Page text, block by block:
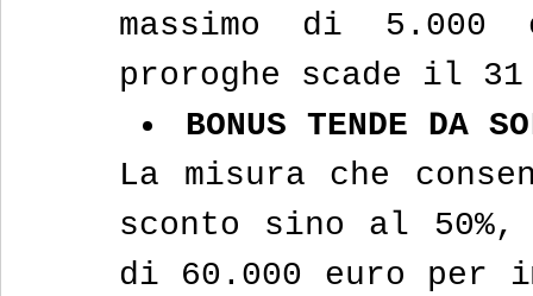
massimo di
proroghe scade il 31
BONUS TENDE DA
La misura che
sconto sino al
di 60.000 euro per